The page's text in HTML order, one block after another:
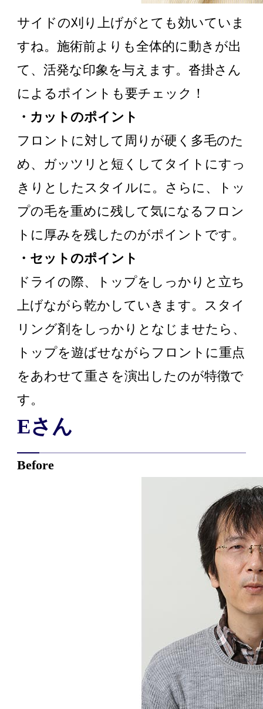
サイドの刈り上げがとても効いていま
すね。施術前よりも全体的に動きが出
て、活発な印象を与えます。沓掛さん
によるポイントも要チェック！
・カットのポイント
フロントに対して周りが硬く多毛のた
め、ガッツリと短くしてタイトにすっ
きりとしたスタイルに。さらに、トッ
プの毛を重めに残して気になるフロン
トに厚みを残したのがポイントです。
・セットのポイント
ドライの際、トップをしっかりと立ち
上げながら乾かしていきます。スタイ
リング剤をしっかりとなじませたら、
トップを遊ばせながらフロントに重点
をあわせて重さを演出したのが特徴で
す。
Eさん
Before